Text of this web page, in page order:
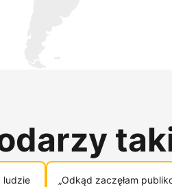
ludzie
„Odkąd zaczęłam